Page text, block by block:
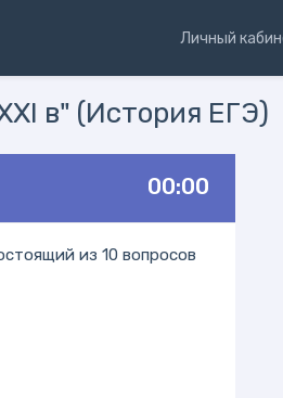
Личный
в" (История ЕГЭ)
00:00
из 10 вопросов